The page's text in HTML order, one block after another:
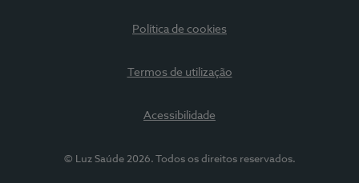
Política de cookies
Termos de utilização
Acessibilidade
© Luz Saúde 2026. Todos os direitos reservados.